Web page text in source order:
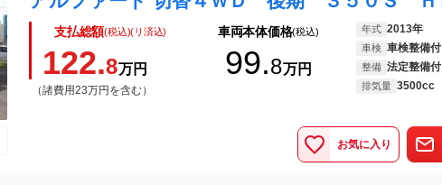
支払総額(税込)(リ済込)
122.8万円
（諸費用23万円を含む）
車両本体価格(税込)
99.8万円
年式 2013年
車検 車検整備付
整備 法定整備付
排気量 3500cc
お気に入り